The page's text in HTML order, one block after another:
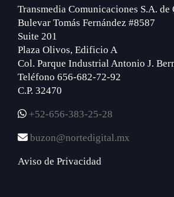
Transmedia Comunicaciones S.A. de
Bulevar Tomás Fernández #8587
Suite 201
Plaza Olivos, Edificio A
Col. Parque Industrial Antonio J.
Teléfono 656-682-72-92
C.P. 32470
+52-656-383-25-28
buzon@nortedigital.mx
Aviso de Privacidad